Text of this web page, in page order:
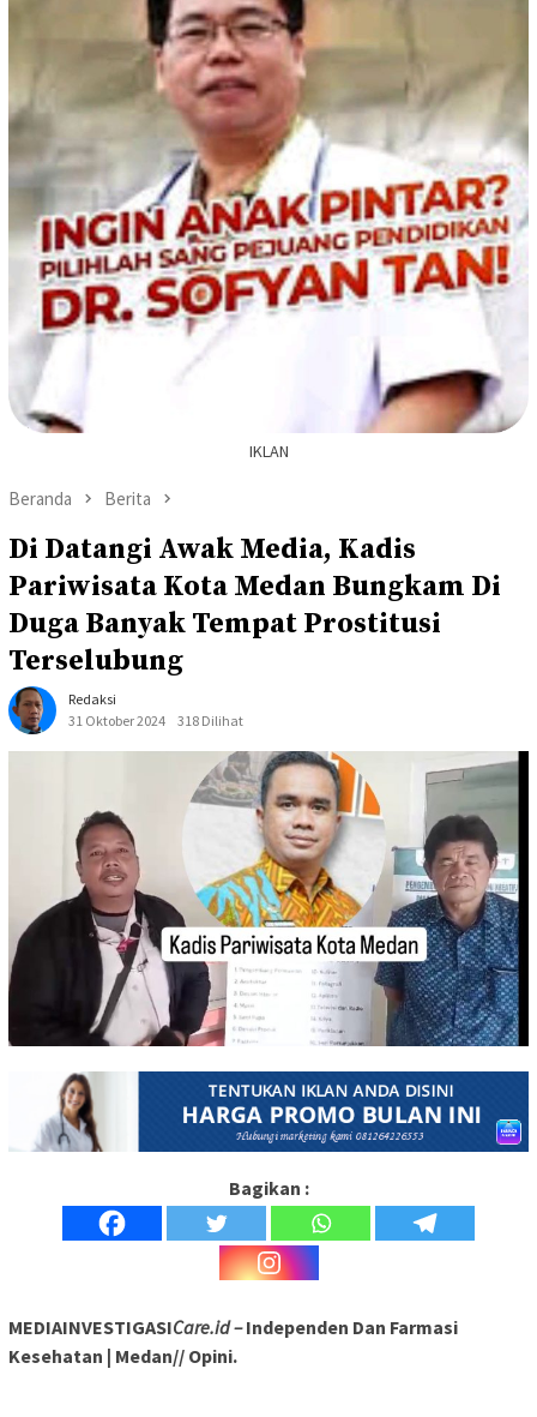
IKLAN
Beranda Berita
Di Datangi Awak Media, Kadis
Pariwisata Kota Medan Bungkam Di
Duga Banyak Tempat Prostitusi
Terselubung
Redaksi
31 Oktober 2024
318 Dilihat
Bagikan :
MEDIAINVESTIGASICare.id –Independen Dan Farmasi
Kesehatan | Medan// Opini.